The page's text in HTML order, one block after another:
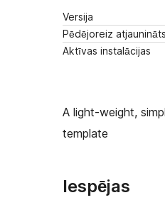
Versija
Pēdējoreiz atjaunināts
Aktīvas instalācijas
A light-weight,
template
Iespējas